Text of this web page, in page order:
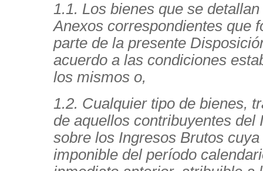
1.1. Los bienes que se
Anexos correspondientes que
parte de la presente
acuerdo a las condiciones
los mismos o,
1.2. Cualquier tipo de bienes,
de aquellos contribuyentes del
sobre los Ingresos Brutos cuya
imponible del período